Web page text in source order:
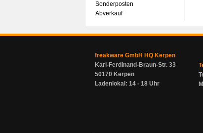
Sonderposten
Abverkauf
freakware GmbH HQ Kerpen
Karl-Ferdinand-Braun-Str. 33
50170 Kerpen
Ladenlokal: 14 - 18 Uhr